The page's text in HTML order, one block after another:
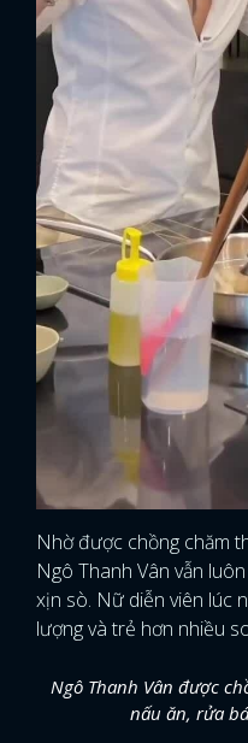
Nhờ được chồng chăm
Ngô Thanh Vân vẫn
xịn sò. Nữ diễn viên lúc
lượng và trẻ hơn nhiều
Ngô Thanh Vân được
nấu ăn, rửa